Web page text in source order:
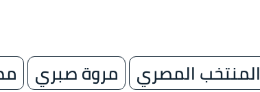
المنتخب المصري مروة صبري